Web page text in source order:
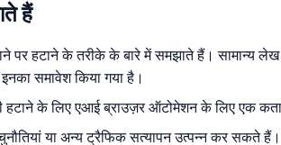
हैं
पर हटाने के तरीके के बारे में समझाते हैं।
समावेश किया गया है।
के लिए एआई ब्राउज़र ऑटोमेशन के लिए एक
या अन्य ट्रैफिक सत्यापन उत्पन्न कर सकते